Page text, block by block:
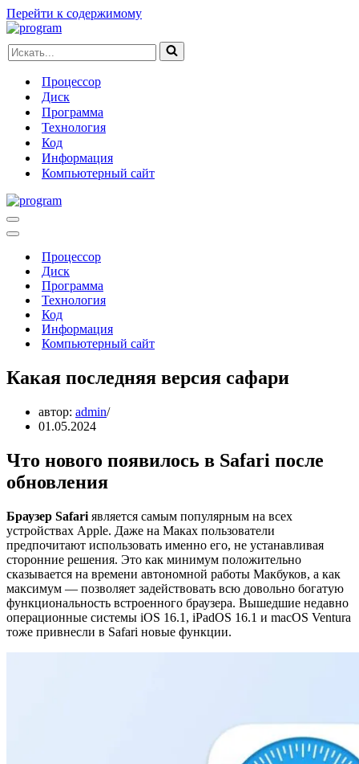
Перейти к содержимому
Искать...
Процессор
Диск
Программа
Технология
Код
Информация
Компьютерный сайт
Меню
навигации
Меню
навигацииПроцессор
Диск
Программа
Технология
Код
Информация
Компьютерный сайт
Какая последняя версия сафари
автор: admin
01.05.2024
Что нового появилось в Safari после
обновления
Браузер Safari является самым популярным на всех
устройствах Apple. Даже на Маках пользователи
предпочитают использовать именно его, не устанавливая
сторонние решения. Это как минимум положительно
сказывается на времени автономной работы Макбуков, а как
максимум — позволяет задействовать всю довольно богатую
функциональность встроенного браузера. Вышедшие недавно
операционные системы iOS 16.1, iPadOS 16.1 и macOS Ventura
тоже привнесли в Safari новые функции.